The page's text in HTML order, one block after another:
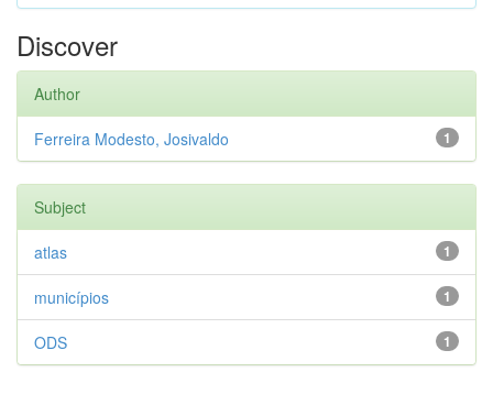
Discover
Author
1
Ferreira Modesto, Josivaldo
Subject
1
atlas
1
municípios
1
ODS